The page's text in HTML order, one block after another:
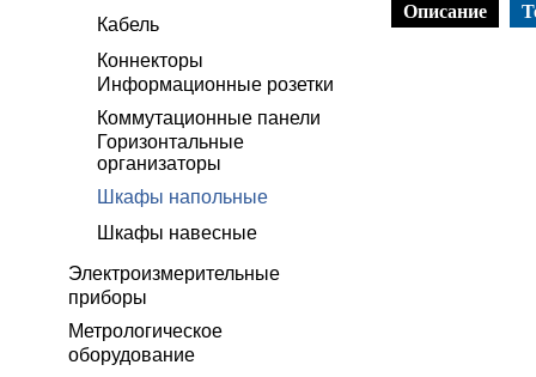
Кабель
Коннекторы
Информационные розетки
Коммутационные панели
Горизонтальные
организаторы
Шкафы напольные
Шкафы навесные
Электроизмерительные
приборы
Метрологическое
оборудование
Описание